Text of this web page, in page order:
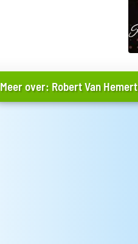
Meer over: Robert Van Hemert